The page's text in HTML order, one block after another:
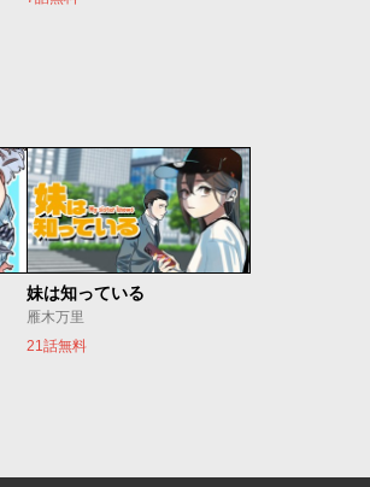
妹は知っている
雁木万里
21話無料